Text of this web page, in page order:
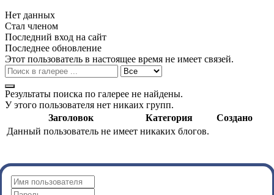
Нет данных
Стал членом
Последний вход на сайт
Последнее обновление
Этот пользователь в настоящее время не имеет связей.
Результаты поиска по галерее не найдены.
У этого пользователя нет никаих групп.
Заголовок
Категория
Создано
Данный пользователь не имеет никаких блогов.